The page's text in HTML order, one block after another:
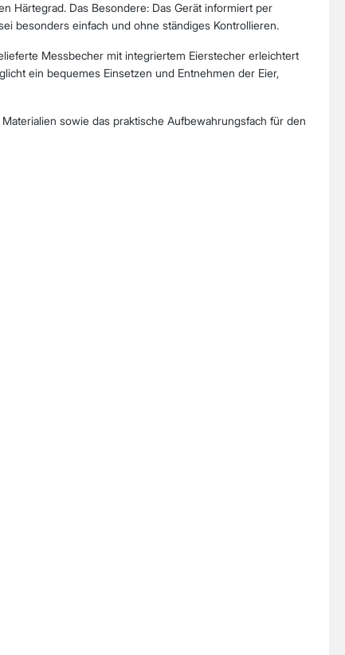
Härtegrad. Das Besondere: Das Gerät informiert per
besonders einfach und ohne ständiges Kontrollieren.
Messbecher mit integriertem Eierstecher erleichtert
ein bequemes Einsetzen und Entnehmen der Eier,
sowie das praktische Aufbewahrungsfach für den